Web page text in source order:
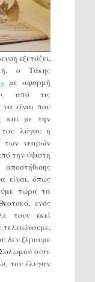
εξετάζει,
ο Τάκης
με αφορμή
από τις
να είναι που
και με την
λόγου η
των νεαρών
την ύψιστη
είναι, όπως
τώρα τα
ενός
τους εκεί
δεν ξέρουμε
ούτε
τον έλεγαν